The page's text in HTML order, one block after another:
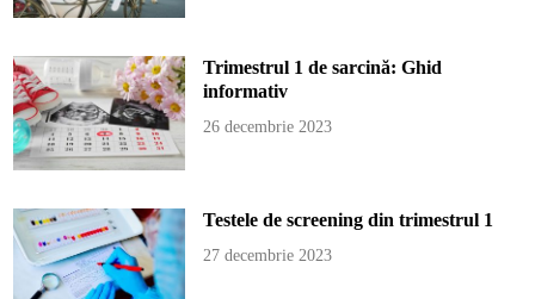
Trimestrul 1 de sarcină: Ghid
informativ
26 decembrie 2023
Testele de screening din trimestrul 1
27 decembrie 2023